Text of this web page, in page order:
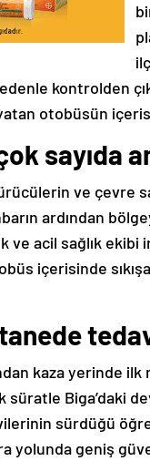
kontrolden
otobüsün
sayıda
ve çevre
ardından
acil sağlık ekibi
içerisinde
kaza yerinde ilk
süratle Biga’daki
sürdüğü
yolunda geniş